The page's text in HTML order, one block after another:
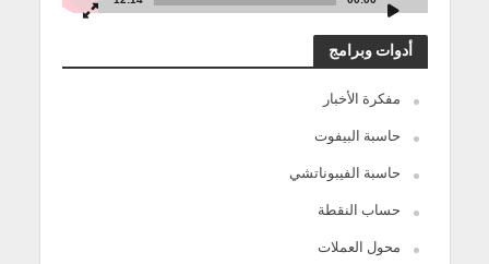
أدوات وبرامج
مفكرة الأخبار
حاسبة البيفوت
حاسبة الفيبوناتشي
حساب النقطة
محول العملات